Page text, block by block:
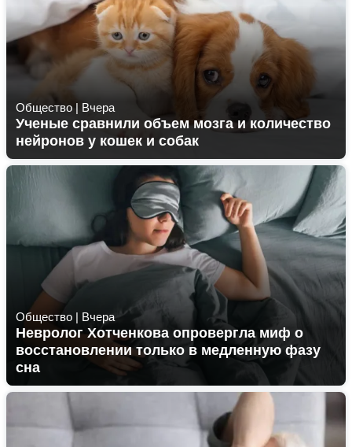
Общество | Вчера
Ученые сравнили объем мозга и количество
нейронов у кошек и собак
Общество | Вчера
Невролог Хотченкова опровергла миф о
восстановлении только в медленную фазу
сна